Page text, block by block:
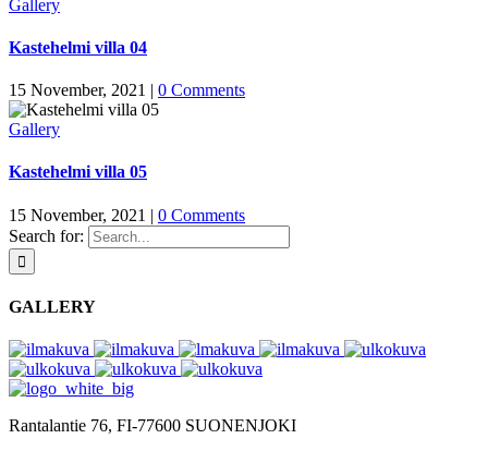
Gallery
Kastehelmi villa 04
15 November, 2021 | 0 Comments
Gallery
Kastehelmi villa 05
15 November, 2021 | 0 Comments
Search for:
GALLERY
Rantalantie 76, FI-77600 SUONENJOKI
Jotta sivustomme
toimisi
mahdollisimman
aikana. Jos et salli
toiminnallisuudesta
ei tule olemaan
käytettävissäsi
Markkinointi
Jos jaat huomiosi
ja toimesi
sivustollamme, on
todennäköisempää